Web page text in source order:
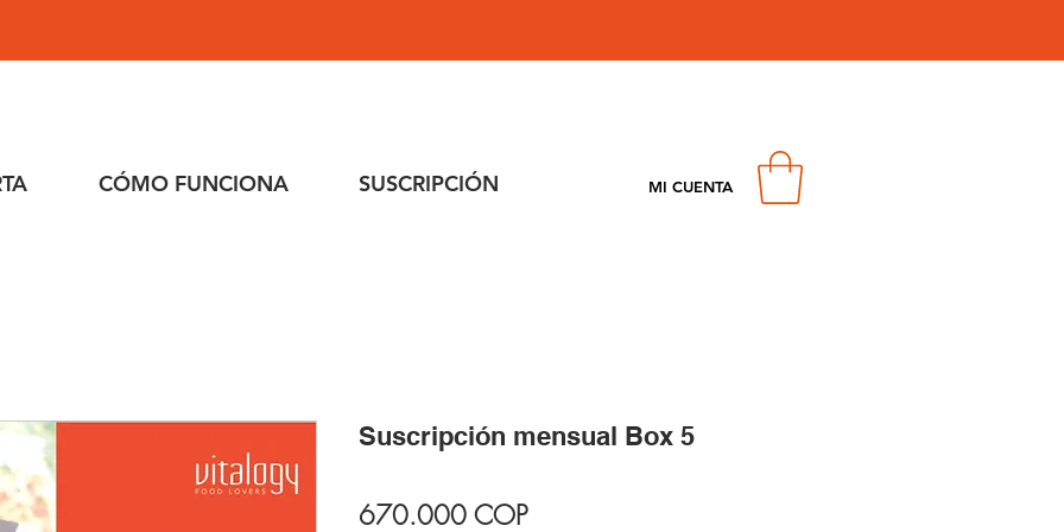
CÓMO FUNCIONA SUSCRIPCIÓN MI CUENTA
Suscripción mensual Box 5
670.000 COPPrecio